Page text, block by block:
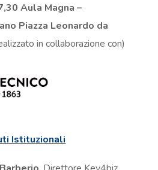
Aula Magna –
Piazza Leonardo da
in collaborazione con)
Istituzionali